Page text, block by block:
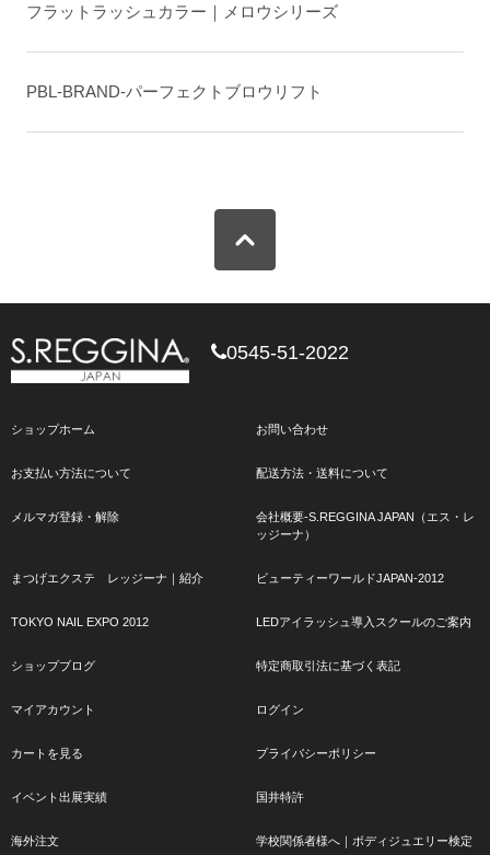
フラットラッシュカラー｜メロウシリーズ
PBL-BRAND-パーフェクトブロウリフト
0545-51-2022
ショップホーム お問い合わせ
お支払い方法について 配送方法・送料について
メルマガ登録・解除
会社概要-S.REGGINA JAPAN（エス・レ
ッジーナ）
まつげエクステ レッジーナ｜紹介 ビューティーワールドJAPAN-2012
TOKYO NAIL EXPO 2012 LEDアイラッシュ導入スクールのご案内
ショップブログ 特定商取引法に基づく表記
マイアカウント ログイン
カートを見る プライバシーポリシー
イベント出展実績 国井特許
海外注文 学校関係者様へ｜ボディジュエリー検定